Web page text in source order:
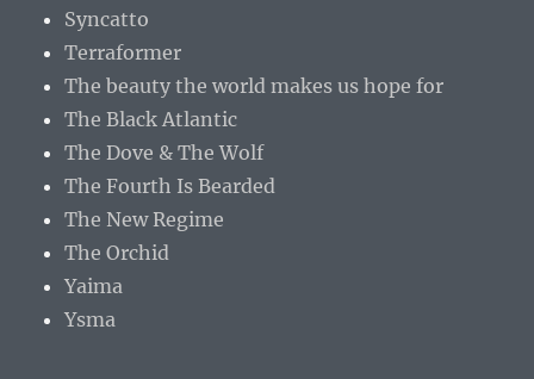
Syncatto
Terraformer
The beauty the world makes us hope for
The Black Atlantic
The Dove & The Wolf
The Fourth Is Bearded
The New Regime
The Orchid
Yaima
Ysma